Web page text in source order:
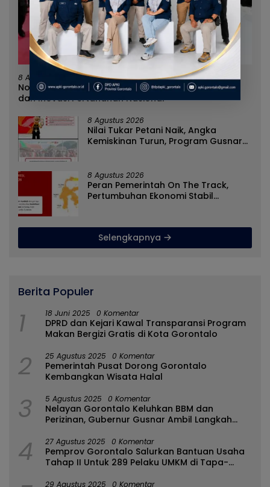
8 Agustus 2026
Norman Joesoef Dinilai Cocok Perkuat Regenerasi
dan Inovasi Pertahanan Nasional
8 Agustus 2026
Nilai Tukar Petani Naik, Angka
Kemiskinan Turun, Program Gusnar-
8 Agustus 2026
Peran Pemerintah On The Track,
Pertumbuhan Ekonomi Stabil
Selengkapnya
Berita Populer
1 18 Juni 2025 0 Komentar
DPRD dan Kejari Kawal Transparansi Program
Makan Bergizi Gratis di Kota Gorontalo
2 25 Agustus 2025 0 Komentar
Pemerintah Pusat Dorong Gorontalo
Kembangkan Wisata Halal
3 5 Agustus 2025 0 Komentar
Nelayan Gorontalo Keluhkan BBM dan
Perizinan, Gubernur Gusnar Ambil Langkah
4 27 Agustus 2025 0 Komentar
Pemprov Gorontalo Salurkan Bantuan Usaha
Tahap II Untuk 289 Pelaku UMKM di Tapa-
29 Agustus 2025 0 Komentar